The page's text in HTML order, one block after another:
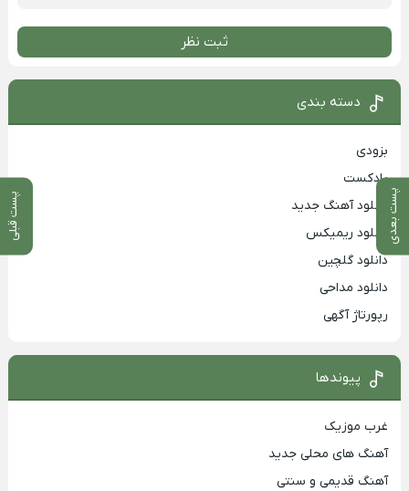
پست بعدی پست قبلی
ثبت نظر
دسته بندی
بزودی
پادکست
دانلود آهنگ جدید
دانلود ریمیکس
دانلود گلچین
دانلود مداحی
رپورتاژ آگهی
پیوندها
غرب موزیک
آهنگ های محلی جدید
آهنگ قدیمی و سنتی